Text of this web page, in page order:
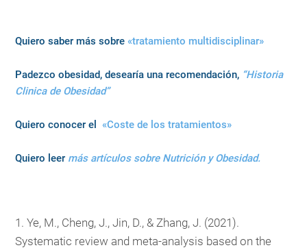
Quiero saber más sobre «tratamiento multidisciplinar»
Padezco obesidad, desearía una recomendación, “Historia
Clinica de Obesidad”
Quiero conocer el «Coste de los tratamientos»
Quiero leer más artículos sobre Nutrición y Obesidad.
1. Ye, M., Cheng, J., Jin, D., & Zhang, J. (2021).
Systematic review and meta-analysis based on the